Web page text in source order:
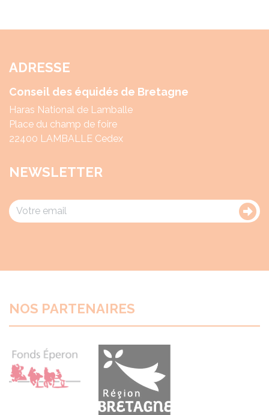
ADRESSE
Conseil des équidés de Bretagne
Haras National de Lamballe
Place du champ de foire
22400 LAMBALLE Cedex
NEWSLETTER
NOS PARTENAIRES